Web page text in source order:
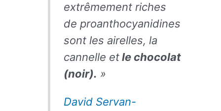
extrêmement riches
de proanthocyanidines
sont les airelles, la
cannelle etle chocolat
(noir). »
David Servan-